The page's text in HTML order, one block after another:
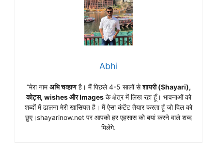
Abhi
“मेरा नामअभि चव्हाणहै। मैं पिछले 4-5 सालों सेशायरी (Shayari),
कोट्स, wishes और Imagesके क्षेत्र में लिख रहा हूँ। भावनाओं को
शब्दों में ढालना मेरी खासियत है। मैं ऐसा कंटेंट तैयार करता हूँ जो दिल को
छुए।shayarinow.net पर आपको हर एहसास को बयां करने वाले शब्द
मिलेंगे.